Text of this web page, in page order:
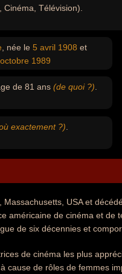
Cinéma, Télévision).
, née le 5 avril 1908 et
1989
de 81 ans (de quoi ?)
exactement ?)
USA et
américaine de cinéma et de
de six décennies et
de cinéma les plus
cause de rôles de femmes